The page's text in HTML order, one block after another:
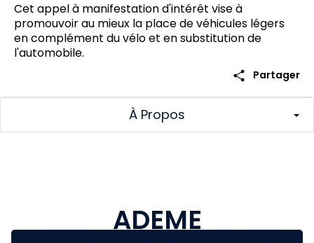
Cet appel à manifestation d'intérêt vise à
promouvoir au mieux la place de véhicules légers
en complément du vélo et en substitution de
l'automobile.
share Partager
À Propos
ADEME